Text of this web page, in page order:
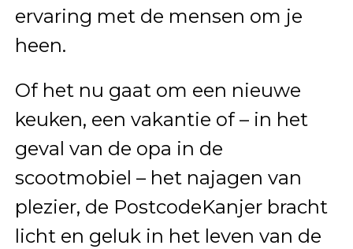
ervaring met de mensen om je
heen.
Of het nu gaat om een nieuwe
keuken, een vakantie of – in het
geval van de opa in de
scootmobiel – het najagen van
plezier, de PostcodeKanjer bracht
licht en geluk in het leven van de